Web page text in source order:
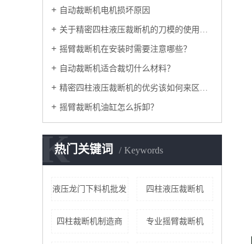
自动裁断机电机损坏原因
关于精密四柱液压裁断机的刀模的使用注意
摇臂裁断机在安装时需要注意哪些？
自动裁断机适合裁切什么材料？
精密四柱液压裁断机的优劣该如何来区分？
摇臂裁断机油缸怎么拆卸？
热门关键词 Keywords
K
液压龙门下料机批发 四柱液压裁断机
四柱裁断机制造商 专业摇臂裁断机